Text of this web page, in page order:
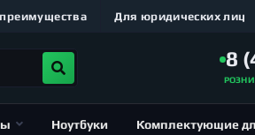
Для юридических лиц
8
Ноутбуки Комплектующие